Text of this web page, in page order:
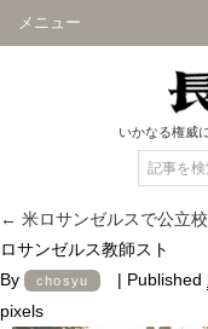
メニュー
いかなる権威
← 米ロサンゼルスで公立
ロサンゼルス教師スト
By
chosyu | Published
pixels